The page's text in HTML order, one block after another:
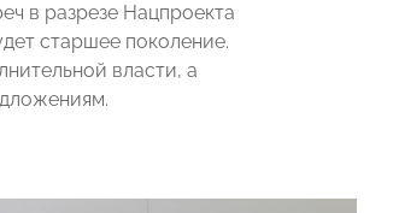
в разрезе Нацпроекта
старшее поколение.
власти, а